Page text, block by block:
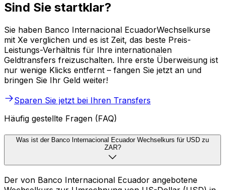
Sind Sie startklar?
Sie haben Banco Internacional EcuadorWechselkurse
mit Xe verglichen und es ist Zeit, das beste Preis-
Leistungs-Verhältnis für Ihre internationalen
Geldtransfers freizuschalten. Ihre erste Überweisung ist
nur wenige Klicks entfernt – fangen Sie jetzt an und
bringen Sie Ihr Geld weiter!
Sparen Sie jetzt bei Ihren Transfers
Häufig gestellte Fragen (FAQ)
Was ist der Banco Internacional Ecuador Wechselkurs für USD zu
ZAR?
Der von Banco Internacional Ecuador angebotene